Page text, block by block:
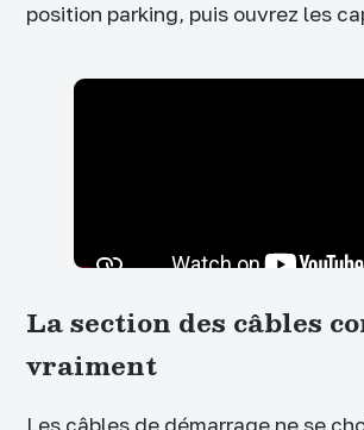
position parking, puis ouvrez les
La section des câbles
vraiment
Les câbles de démarrage ne se